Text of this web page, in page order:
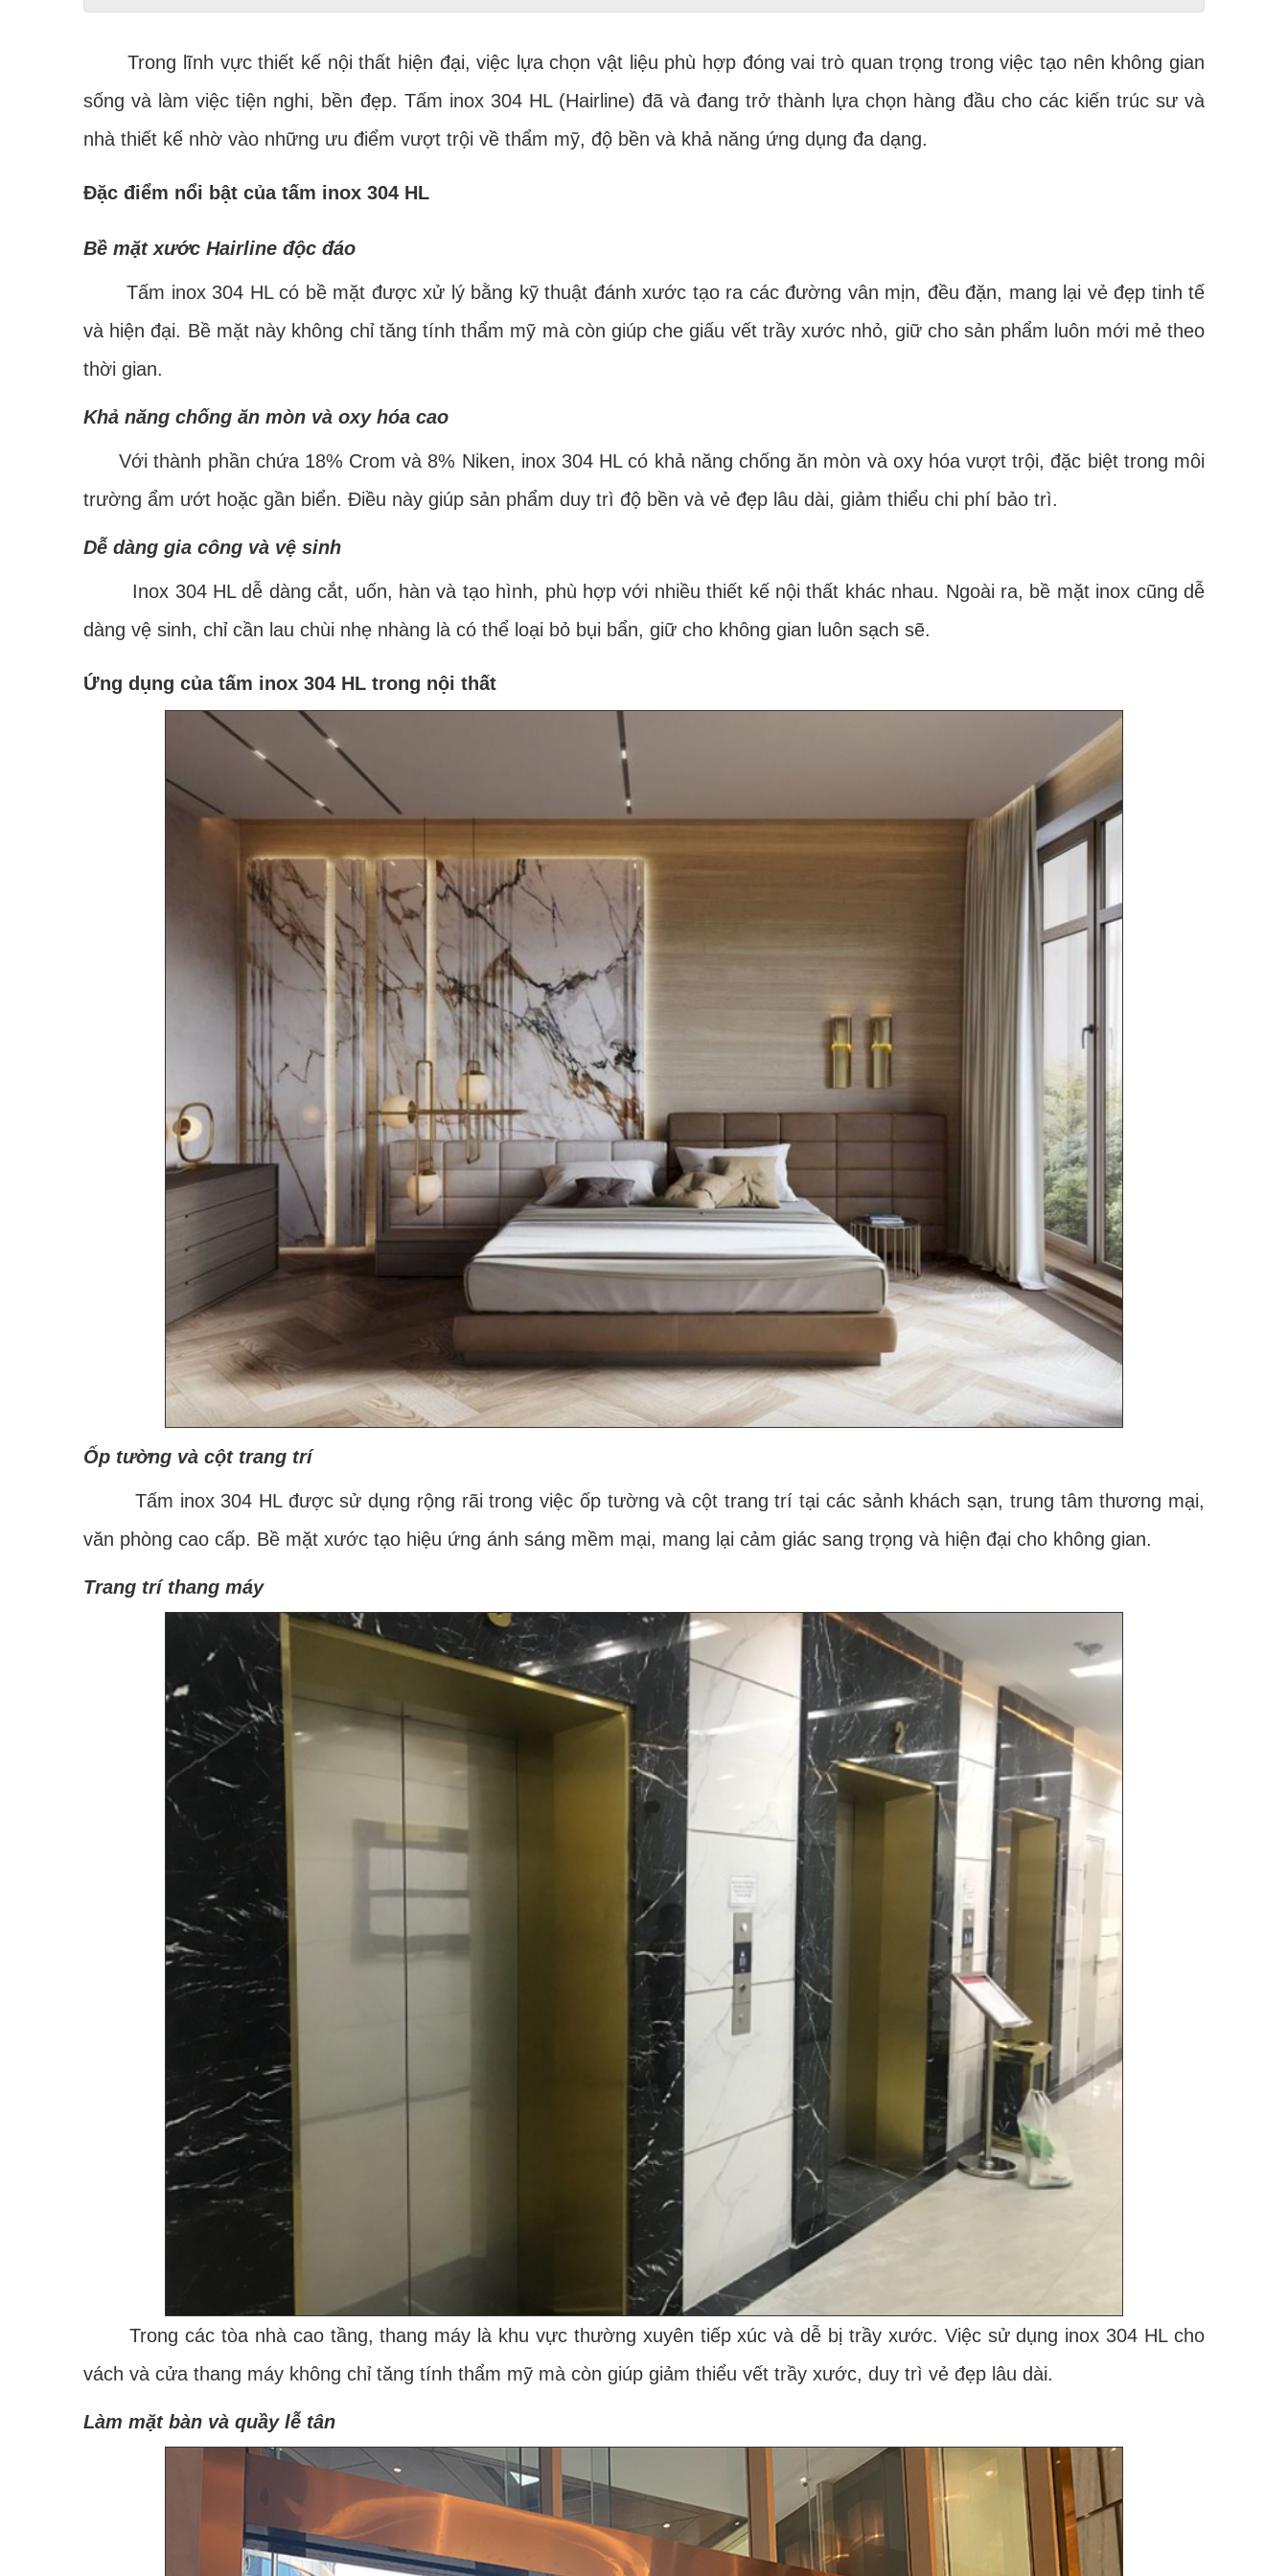
Trong lĩnh vực thiết kế nội thất hiện đại, việc lựa chọn vật liệu phù hợp đóng vai trò quan trọng trong việc tạo nên không gian
sống và làm việc tiện nghi, bền đẹp. Tấm inox 304 HL (Hairline) đã và đang trở thành lựa chọn hàng đầu cho các kiến trúc sư và
nhà thiết kế nhờ vào những ưu điểm vượt trội về thẩm mỹ, độ bền và khả năng ứng dụng đa dạng.
Đặc điểm nổi bật của tấm inox 304 HL
Bề mặt xước Hairline độc đáo
Tấm inox 304 HL có bề mặt được xử lý bằng kỹ thuật đánh xước tạo ra các đường vân mịn, đều đặn, mang lại vẻ đẹp tinh tế
và hiện đại. Bề mặt này không chỉ tăng tính thẩm mỹ mà còn giúp che giấu vết trầy xước nhỏ, giữ cho sản phẩm luôn mới mẻ theo
thời gian.
Khả năng chống ăn mòn và oxy hóa cao
Với thành phần chứa 18% Crom và 8% Niken, inox 304 HL có khả năng chống ăn mòn và oxy hóa vượt trội, đặc biệt trong môi
trường ẩm ướt hoặc gần biển. Điều này giúp sản phẩm duy trì độ bền và vẻ đẹp lâu dài, giảm thiểu chi phí bảo trì.
Dễ dàng gia công và vệ sinh
Inox 304 HL dễ dàng cắt, uốn, hàn và tạo hình, phù hợp với nhiều thiết kế nội thất khác nhau. Ngoài ra, bề mặt inox cũng dễ
dàng vệ sinh, chỉ cần lau chùi nhẹ nhàng là có thể loại bỏ bụi bẩn, giữ cho không gian luôn sạch sẽ.
Ứng dụng của tấm inox 304 HL trong nội thất
Ốp tường và cột trang trí
Tấm inox 304 HL được sử dụng rộng rãi trong việc ốp tường và cột trang trí tại các sảnh khách sạn, trung tâm thương mại,
văn phòng cao cấp. Bề mặt xước tạo hiệu ứng ánh sáng mềm mại, mang lại cảm giác sang trọng và hiện đại cho không gian.
Trang trí thang máy
Trong các tòa nhà cao tầng, thang máy là khu vực thường xuyên tiếp xúc và dễ bị trầy xước. Việc sử dụng inox 304 HL cho
vách và cửa thang máy không chỉ tăng tính thẩm mỹ mà còn giúp giảm thiểu vết trầy xước, duy trì vẻ đẹp lâu dài.
Làm mặt bàn và quầy lễ tân